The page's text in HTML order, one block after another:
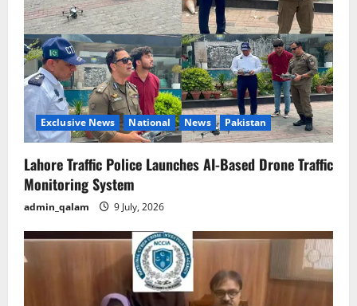
Exclusive News National News Pakistan
Lahore Traffic Police Launches AI-Based Drone Traffic
Monitoring System
admin_qalam 9 July, 2026